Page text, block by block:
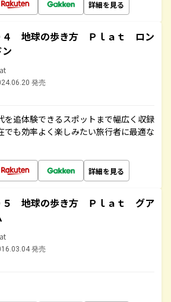
詳細を見る
４ 地球の歩き方 Ｐｌａｔ ロン
ン
発売
を追体験できるスポットまで幅広く収録
でも効率よく楽しみたい旅行者に最適な
詳細を見る
５ 地球の歩き方 Ｐｌａｔ グア
発売